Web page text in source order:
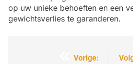
op uw unieke behoeften en een
gewichtsverlies te garanderen.
Vorige: